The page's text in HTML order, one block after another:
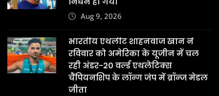
Aug 9, 2026
भारतीय एथलीट शाहनवाज खान ने
रविवार को अमेरिका के यूजीन में चल
रही अंडर-20 वर्ल्ड एथलेटिक्स
चैंपियनशिप के लॉन्ग जंप में ब्रॉन्ज मेडल
जीता